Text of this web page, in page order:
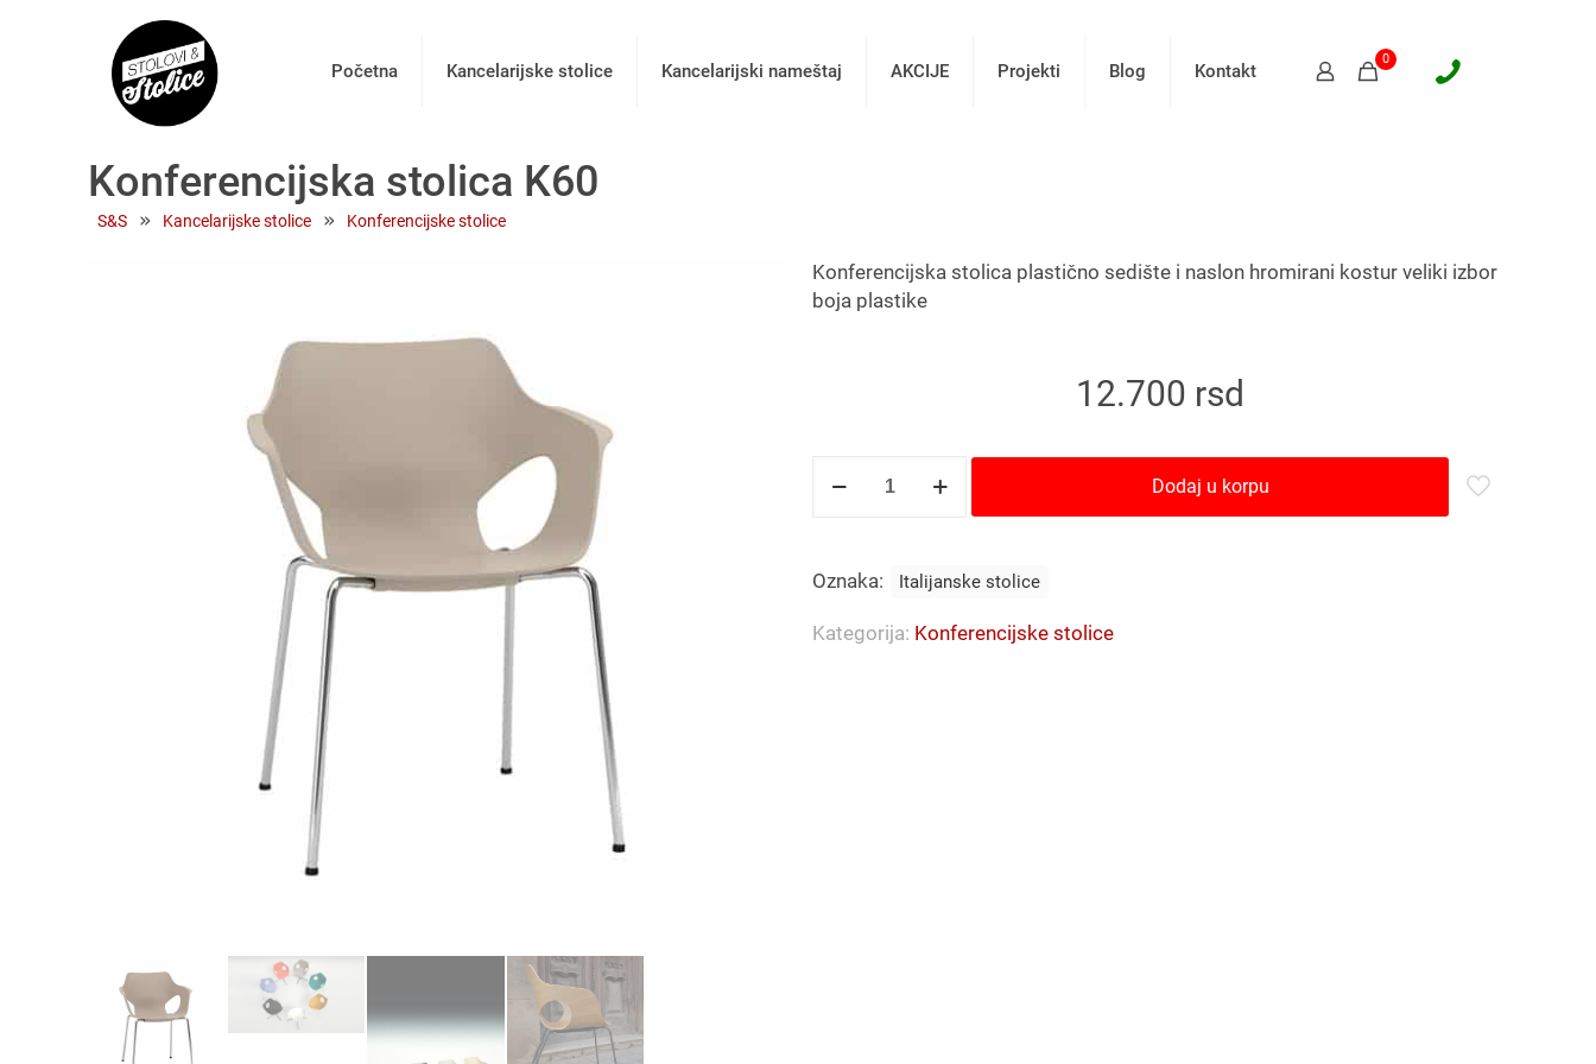
Početna Kancelarijske stolice Kancelarijski nameštaj AKCIJE Projekti Blog Kontakt
0
Konferencijska stolica K60
S&S » Kancelarijske stolice » Konferencijske stolice
Konferencijska stolica plastično sedište i naslon hromirani kostur veliki izbor
boja plastike
12.700 rsd
Dodaj u korpu
Oznaka: Italijanske stolice
Kategorija: Konferencijske stolice